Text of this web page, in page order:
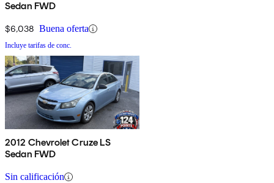
Sedan FWD
$6,038 Buena oferta
Incluye tarifas de conc.
2012 Chevrolet Cruze LS
Sedan FWD
Sin calificación